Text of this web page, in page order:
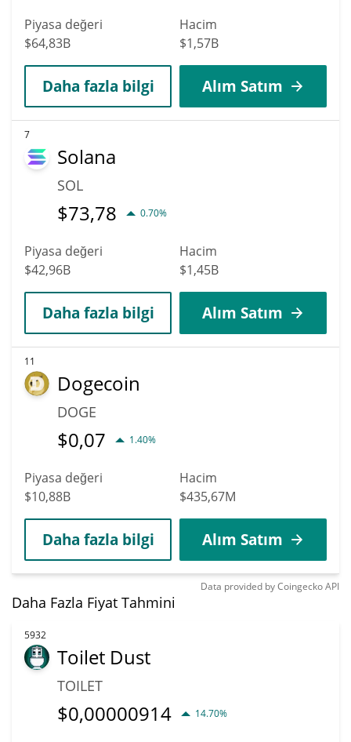
Piyasa değeri
$64,83B
Hacim
$1,57B
Daha fazla bilgi Alım Satım
7
Solana
SOL
$73,78 0.70%
Piyasa değeri
$42,96B
Hacim
$1,45B
Daha fazla bilgi Alım Satım
11
Dogecoin
DOGE
$0,07 1.40%
Piyasa değeri
$10,88B
Hacim
$435,67M
Daha fazla bilgi Alım Satım
Data provided byCoingeckoAPI
Daha Fazla Fiyat Tahmini
5932
Toilet Dust
TOILET
$0,00000914 14.70%